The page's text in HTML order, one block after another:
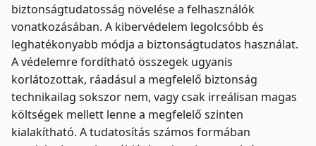
biztonságtudatosság növelése a felhasználók
vonatkozásában. A kibervédelem legolcsóbb és
leghatékonyabb módja a biztonságtudatos használat.
A védelemre fordítható összegek ugyanis
korlátozottak, ráadásul a megfelelő biztonság
technikailag sokszor nem, vagy csak irreálisan magas
költségek mellett lenne a megfelelő szinten
kialakítható. A tudatosítás számos formában